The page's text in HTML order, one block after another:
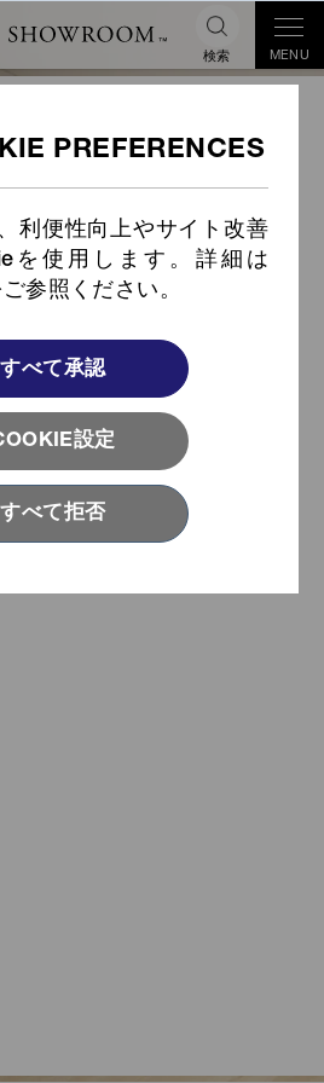
利便性向上やサイト改善
を使用します。詳細は
ご参照ください。
設定
すべて承認
すべて拒否
検索 MENU
ー ご紹介